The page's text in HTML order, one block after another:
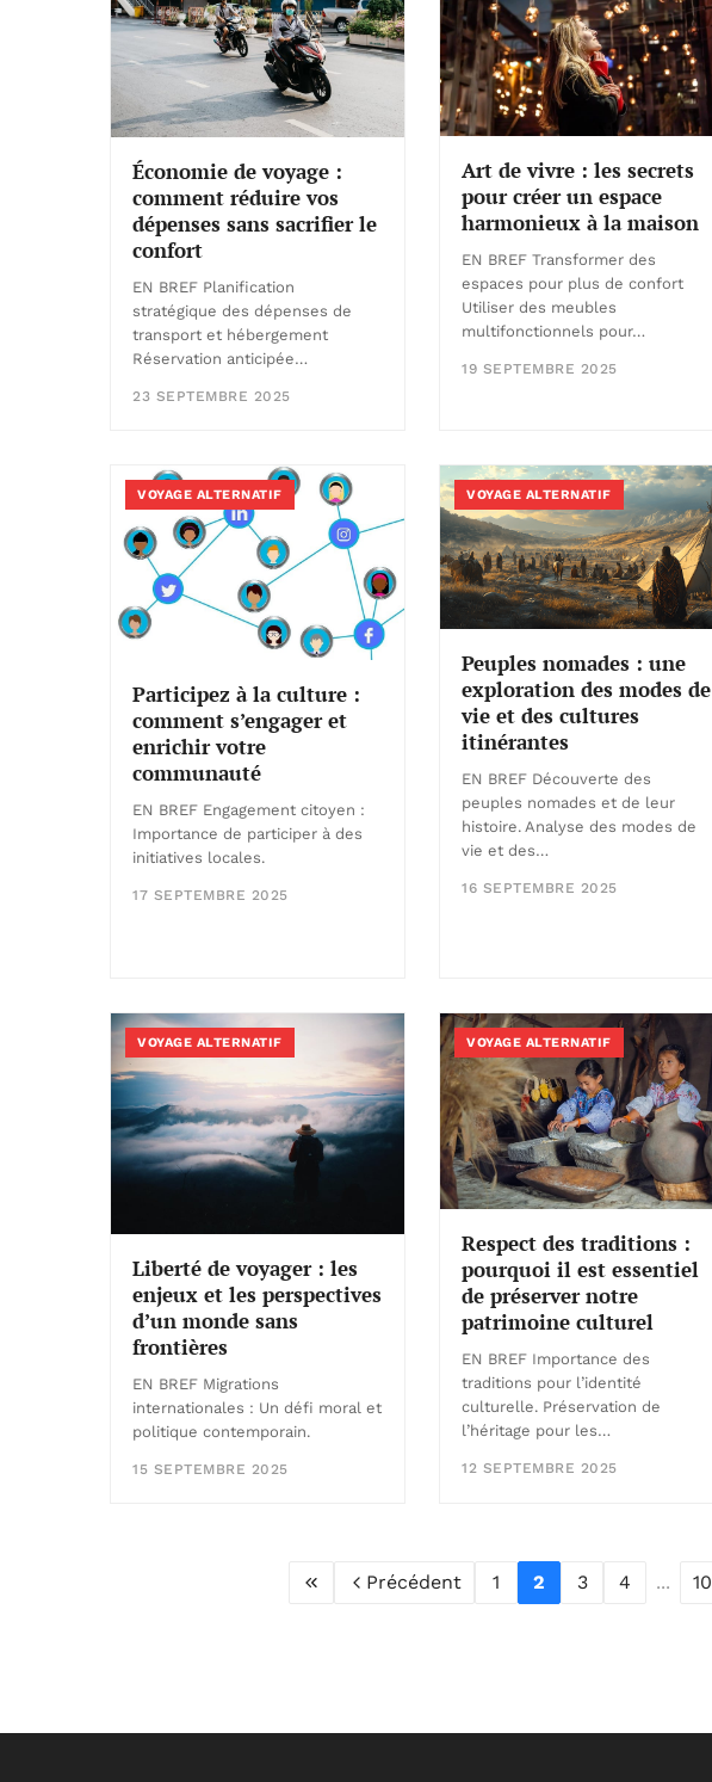
Économie de voyage :
comment réduire vos
dépenses sans sacrifier le
confort
EN BREF Planification
stratégique des dépenses de
transport et hébergement
Réservation anticipée…
23 SEPTEMBRE 2025
Art de vivre : les secrets
pour créer un espace
harmonieux à la maison
EN BREF Transformer des
espaces pour plus de confort
Utiliser des meubles
multifonctionnels pour…
19 SEPTEMBRE 2025
VOYAGE ALTERNATIF
Participez à la culture :
comment s’engager et
enrichir votre
communauté
EN BREF Engagement citoyen :
Importance de participer à des
initiatives locales.
17 SEPTEMBRE 2025
VOYAGE ALTERNATIF
Peuples nomades : une
exploration des modes de
vie et des cultures
itinérantes
EN BREF Découverte des
peuples nomades et de leur
histoire. Analyse des modes de
vie et des…
16 SEPTEMBRE 2025
VOYAGE ALTERNATIF
Liberté de voyager : les
enjeux et les perspectives
d’un monde sans
frontières
EN BREF Migrations
internationales : Un défi moral et
politique contemporain.
15 SEPTEMBRE 2025
VOYAGE ALTERNATIF
Respect des traditions :
pourquoi il est essentiel
de préserver notre
patrimoine culturel
EN BREF Importance des
traditions pour l’identité
culturelle. Préservation de
l’héritage pour les…
12 SEPTEMBRE 2025
Précédent 1 2 3 4 ... 10